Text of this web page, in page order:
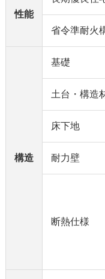
性能
省令準耐火
構造
基礎
土台・構造
床下地
耐力壁
断熱仕様